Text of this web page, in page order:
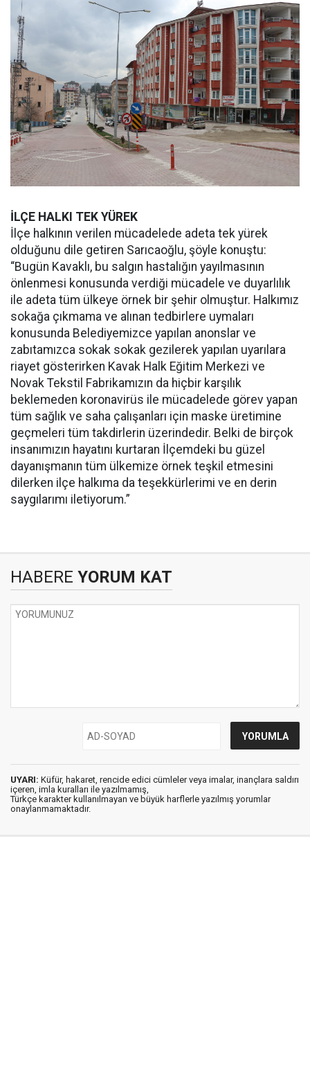
İLÇE HALKI TEK YÜREK
İlçe halkının verilen mücadelede adeta tek yürek
olduğunu dile getiren Sarıcaoğlu, şöyle konuştu:
“Bugün Kavaklı, bu salgın hastalığın yayılmasının
önlenmesi konusunda verdiği mücadele ve duyarlılık
ile adeta tüm ülkeye örnek bir şehir olmuştur. Halkımız
sokağa çıkmama ve alınan tedbirlere uymaları
konusunda Belediyemizce yapılan anonslar ve
zabıtamızca sokak sokak gezilerek yapılan uyarılara
riayet gösterirken Kavak Halk Eğitim Merkezi ve
Novak Tekstil Fabrikamızın da hiçbir karşılık
beklemeden koronavirüs ile mücadelede görev yapan
tüm sağlık ve saha çalışanları için maske üretimine
geçmeleri tüm takdirlerin üzerindedir. Belki de birçok
insanımızın hayatını kurtaran İlçemdeki bu güzel
dayanışmanın tüm ülkemize örnek teşkil etmesini
dilerken ilçe halkıma da teşekkürlerimi ve en derin
saygılarımı iletiyorum.”
HABERE YORUM KAT
UYARI: Küfür, hakaret, rencide edici cümleler veya imalar, inançlara saldırı
içeren, imla kuralları ile yazılmamış,
Türkçe karakter kullanılmayan ve büyük harflerle yazılmış yorumlar
onaylanmamaktadır.